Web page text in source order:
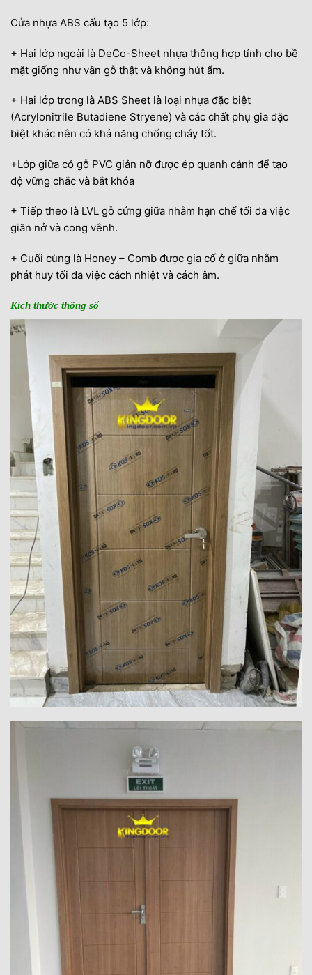
Cửa nhựa ABS cấu tạo 5 lớp:
+ Hai lớp ngoài là DeCo-Sheet nhựa thông hợp tính cho bề
mặt giống như vân gỗ thật và không hút ẩm.
+ Hai lớp trong là ABS Sheet là loại nhựa đặc biệt
(Acrylonitrile Butadiene Stryene) và các chất phụ gia đặc
biệt khác nên có khả năng chống cháy tốt.
+Lớp giữa có gỗ PVC giản nỡ được ép quanh cánh để tạo
độ vững chắc và bắt khóa
+ Tiếp theo là LVL gỗ cứng giữa nhằm hạn chế tối đa việc
giãn nở và cong vênh.
+ Cuối cùng là Honey – Comb được gia cố ở giữa nhằm
phát huy tối đa việc cách nhiệt và cách âm.
Kích thước thông số